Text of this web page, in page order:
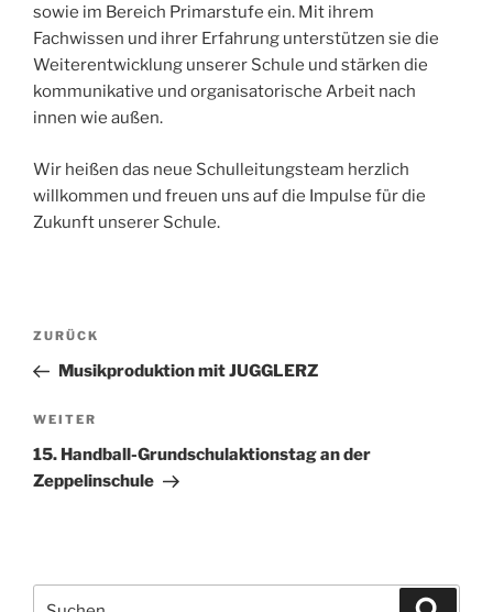
sowie im Bereich Primarstufe ein. Mit ihrem
Fachwissen und ihrer Erfahrung unterstützen sie die
Weiterentwicklung unserer Schule und stärken die
kommunikative und organisatorische Arbeit nach
innen wie außen.
Wir heißen das neue Schulleitungsteam herzlich
willkommen und freuen uns auf die Impulse für die
Zukunft unserer Schule.
Beitragsnavigation
Vorheriger
Beitrag
ZURÜCK
Musikproduktion mit JUGGLERZ
Nächster
Beitrag
WEITER
15. Handball-Grundschulaktionstag an der
Zeppelinschule